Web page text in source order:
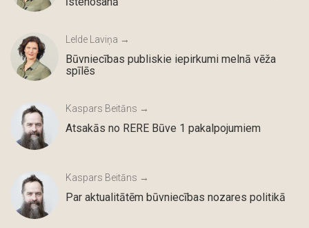
Lelde Laviņa →
Būvniecības publiskie iepirkumi melnā vēža
spīlēs
Kaspars Beitāns →
Atsakās no RERE Būve 1 pakalpojumiem
Kaspars Beitāns →
Par aktualitātēm būvniecības nozares politikā